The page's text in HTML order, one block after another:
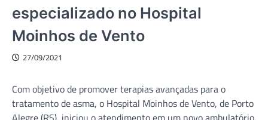
especializado no Hospital
Moinhos de Vento
27/09/2021
Com objetivo de promover terapias avançadas para o
tratamento de asma, o Hospital Moinhos de Vento, de Porto